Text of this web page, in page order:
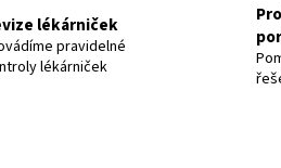
lékárniček
pravidelné
lékárniček